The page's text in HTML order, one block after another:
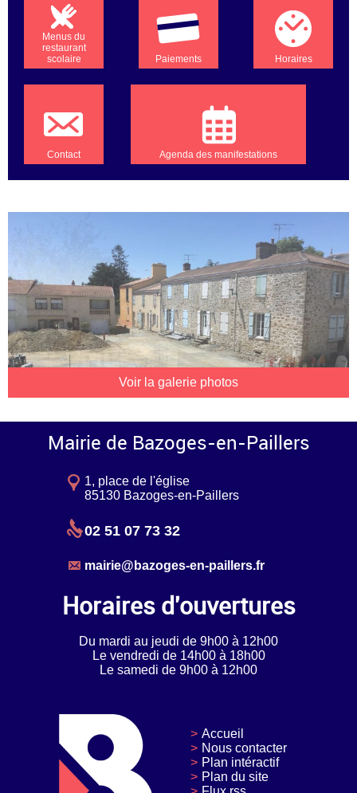
Menus du
restaurant
scolaire
Paiements Horaires
Contact Agenda des manifestations
Voir la galerie photos
Mairie de Bazoges-en-Paillers
1, place de l'église
85130 Bazoges-en-Paillers
02 51 07 73 32
mairie@bazoges-en-paillers.fr
Horaires d'ouvertures
Du mardi au jeudi de 9h00 à 12h00
Le vendredi de 14h00 à 18h00
Le samedi de 9h00 à 12h00
Accueil
Nous contacter
Plan intéractif
Plan du site